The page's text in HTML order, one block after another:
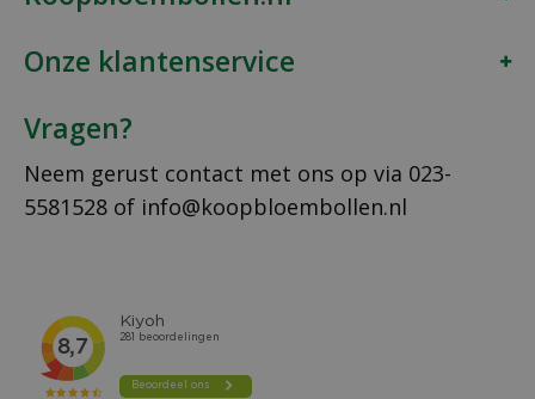
Onze klantenservice
Vragen?
Neem gerust contact met ons op via 023-
5581528 of info@koopbloembollen.nl